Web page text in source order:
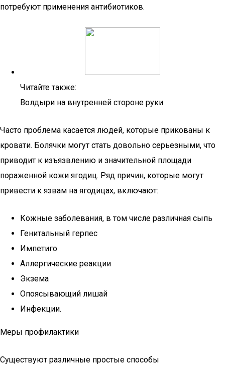
потребуют применения антибиотиков.
Читайте также:
Волдыри на внутренней стороне руки
Часто проблема касается людей, которые прикованы к
кровати. Болячки могут стать довольно серьезными, что
приводит к изъязвлению и значительной площади
пораженной кожи ягодиц. Ряд причин, которые могут
привести к язвам на ягодицах, включают:
Кожные заболевания, в том числе различная сыпь
Генитальный герпес
Импетиго
Аллергические реакции
Экзема
Опоясывающий лишай
Инфекции.
Меры профилактики
Существуют различные простые способы